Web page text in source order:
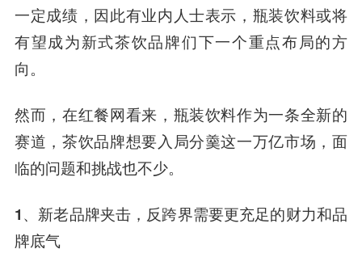
一定成绩，因此有业内人士表示，瓶装饮料或将
有望成为新式茶饮品牌们下一个重点布局的方
向。
然而，在红餐网看来，瓶装饮料作为一条全新的
赛道，茶饮品牌想要入局分羹这一万亿市场，面
临的问题和挑战也不少。
1、新老品牌夹击，反跨界需要更充足的财力和品
牌底气